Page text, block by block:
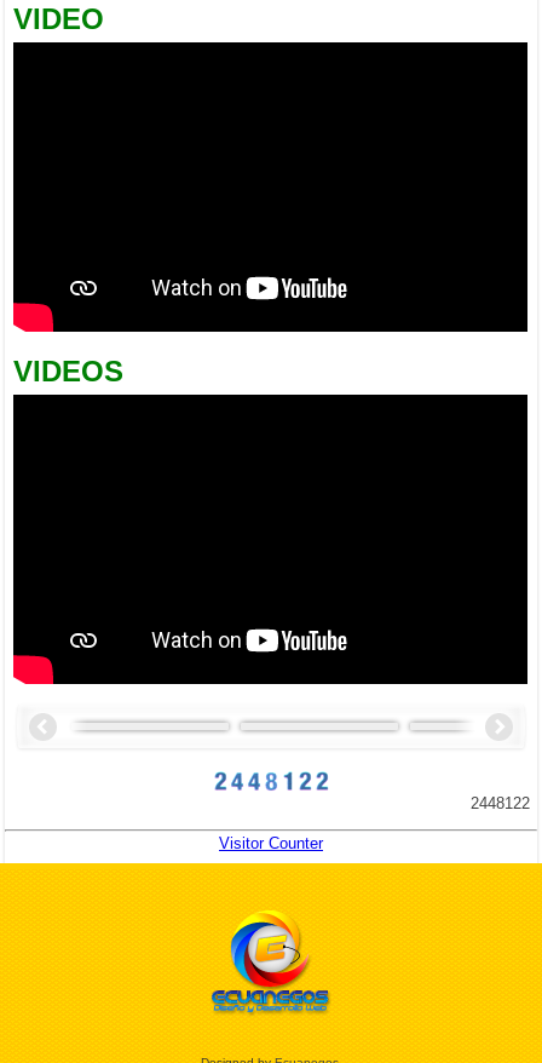
VIDEO
VIDEOS
2448122
Visitor Counter